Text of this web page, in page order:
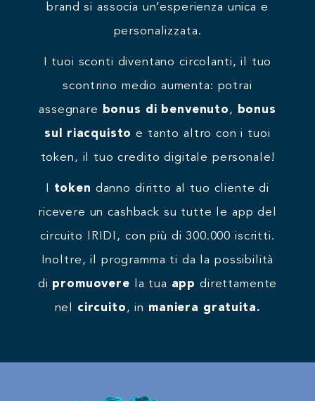
brand si associa un’esperienza unica e
personalizzata.
I tuoi sconti diventano circolanti, il tuo
scontrino medio aumenta: potrai
assegnare
bonus di benvenuto,
bonus
sul riacquisto e tanto altro con i tuoi
token, il tuo credito digitale personale!
token danno diritto al tuo cliente di
ricevere un cashback su tutte le app del
circuito IRIDI, con più di 300.000 iscritti.
Inoltre, il programma ti da la possibilità
di promuovere la tua app direttamente
nel circuito, in maniera gratuita.